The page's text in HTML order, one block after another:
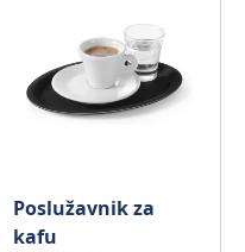
Poslužavnik za
kafu